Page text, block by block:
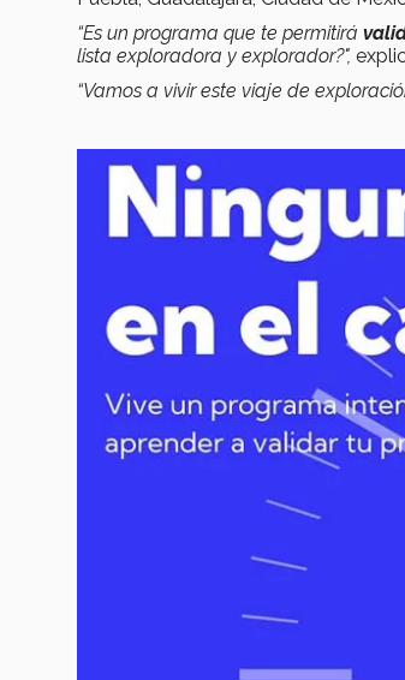
“Es un programa que te permitirá
lista exploradora y explorador?",
“Vamos a vivir este viaje de